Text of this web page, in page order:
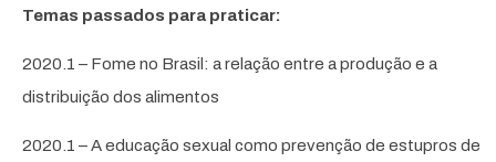
Temas passados para praticar:
2020.1 – Fome no Brasil: a relação entre a produção e a
distribuição dos alimentos
2020.1 – A educação sexual como prevenção de estupros de